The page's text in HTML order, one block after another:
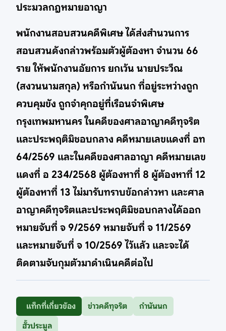
ประมวลกฎหมายอาญา
พนักงานสอบสวนคดีพิเศษ ได้ส่งสำนวนการ
สอบสวนดังกล่าวพร้อมตัวผู้ต้องหา จำนวน 66
ราย ให้พนักงานอัยการ ยกเว้น นายประวีณ
(สงวนนามสกุล) หรือกำนันนก ที่อยู่ระหว่างถูก
ควบคุมขัง ถูกจำคุกอยู่ที่เรือนจำพิเศษ
กรุงเทพมหานคร ในคดีของศาลอาญาคดีทุจริต
และประพฤติมิชอบกลาง คดีหมายเลขแดงที่ อท
64/2569 และในคดีของศาลอาญา คดีหมายเลข
แดงที่ อ 234/2568 ผู้ต้องหาที่ 8 ผู้ต้องหาที่ 12
ผู้ต้องหาที่ 13 ไม่มารับทราบข้อกล่าวหา และศาล
อาญาคดีทุจริตและประพฤติมิชอบกลางได้ออก
หมายจับที่ จ 9/2569 หมายจับที่ จ 11/2569
และหมายจับที่ จ 10/2569 ไว้แล้ว และจะได้
ติดตามจับกุมตัวมาดำเนินคดีต่อไป
แท็กที่เกี่ยวข้อง ข่าวคดีทุจริต
กำนันนก
ฮั้วประมูล